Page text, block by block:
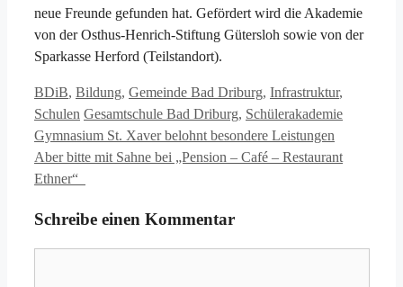
neue Freunde gefunden hat. Gefördert wird die Akademie
von der Osthus-Henrich-Stiftung Gütersloh sowie von der
Sparkasse Herford (Teilstandort).
Kategorien
BDiB, Bildung, Gemeinde Bad Driburg, Infrastruktur,
Schulen Schlagwörter
Gesamtschule Bad Driburg, Schülerakademie
Gymnasium St. Xaver belohnt besondere Leistungen
Aber bitte mit Sahne bei „Pension – Café – Restaurant
Ethner“
Schreibe einen Kommentar